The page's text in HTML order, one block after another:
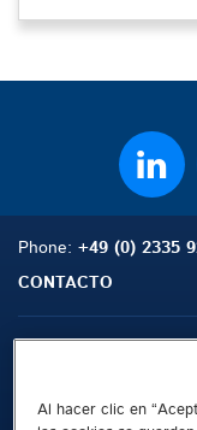
Phone: +49 (0) 2335
CONTACTO
Al hacer clic en